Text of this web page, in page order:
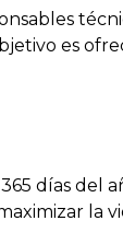
es
días del
la